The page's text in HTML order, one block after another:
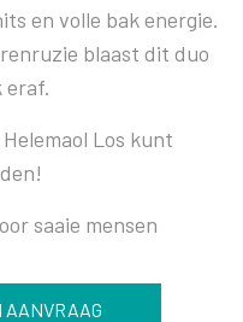
en volle bak energie.
blaast dit duo
eraf.
Los kunt
saaie mensen
AANVRAAG